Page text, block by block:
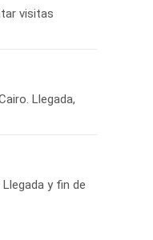
visitas
Llegada,
y fin de